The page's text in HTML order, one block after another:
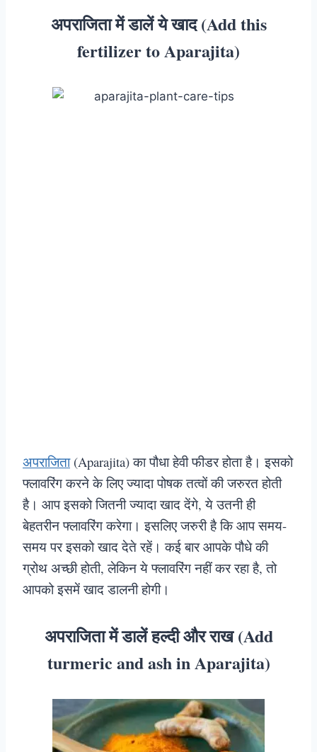
अपराजिता में डालें ये खाद (Add this
fertilizer to Aparajita)
अपराजिता(Aparajita) का पौधा हेवी फीडर होता है। इसको
फ्लावरिंग करने के लिए ज्यादा पोषक तत्वों की जरुरत होती
है। आप इसको जितनी ज्यादा खाद देंगे, ये उतनी ही
बेहतरीन फ्लावरिंग करेगा। इसलिए जरुरी है कि आप समय-
समय पर इसको खाद देते रहें। कई बार आपके पौधे की
ग्रोथ अच्छी होती, लेकिन ये फ्लावरिंग नहीं कर रहा है, तो
आपको इसमें खाद डालनी होगी।
अपराजिता में डालें हल्दी और राख (Add
turmeric and ash in Aparajita)